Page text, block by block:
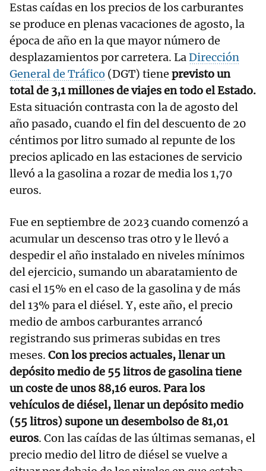
Estas caídas en los precios de los carburantes
se produce en plenas vacaciones de agosto, la
época de año en la que mayor número de
desplazamientos por carretera. LaDirección
General de Tráfico (DGT) tiene previsto un
total de 3,1 millones de viajes en todo el Estado.
Esta situación contrasta con la de agosto del
año pasado, cuando el fin del descuento de 20
céntimos por litro sumado al repunte de los
precios aplicado en las estaciones de servicio
llevó a la gasolina a rozar de media los 1,70
euros.
Fue en septiembre de 2023 cuando comenzó a
acumular un descenso tras otro y le llevó a
despedir el año instalado en niveles mínimos
del ejercicio, sumando un abaratamiento de
casi el 15% en el caso de la gasolina y de más
del 13% para el diésel. Y, este año, el precio
medio de ambos carburantes arrancó
registrando sus primeras subidas en tres
meses. Con los precios actuales, llenar un
depósito medio de 55 litros de gasolina tiene
un coste de unos 88,16 euros. Para los
vehículos de diésel, llenar un depósito medio
(55 litros) supone un desembolso de 81,01
euros. Con las caídas de las últimas semanas, el
precio medio del litro de diésel se vuelve a